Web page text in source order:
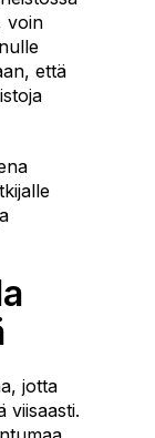
voin
että
jotta
viisaasti.